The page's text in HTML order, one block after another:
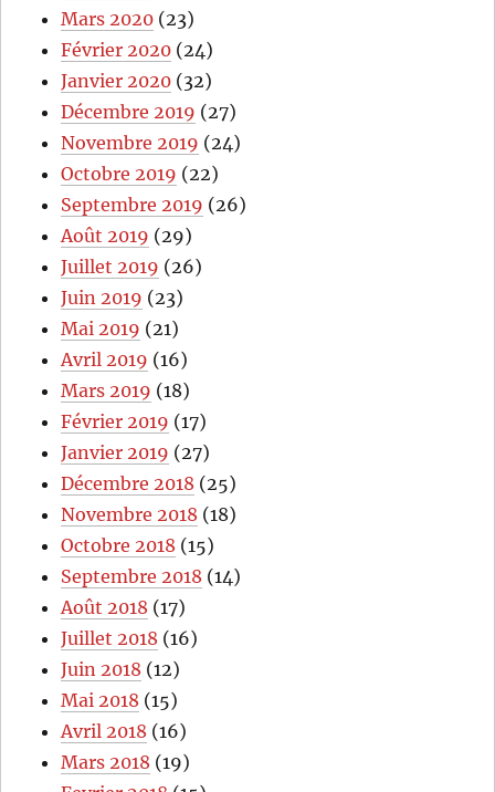
Mars 2020 (23)
Février 2020 (24)
Janvier 2020 (32)
Décembre 2019 (27)
Novembre 2019 (24)
Octobre 2019 (22)
Septembre 2019 (26)
Août 2019 (29)
Juillet 2019 (26)
Juin 2019 (23)
Mai 2019 (21)
Avril 2019 (16)
Mars 2019 (18)
Février 2019 (17)
Janvier 2019 (27)
Décembre 2018 (25)
Novembre 2018 (18)
Octobre 2018 (15)
Septembre 2018 (14)
Août 2018 (17)
Juillet 2018 (16)
Juin 2018 (12)
Mai 2018 (15)
Avril 2018 (16)
Mars 2018 (19)